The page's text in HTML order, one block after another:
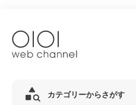
カテゴリーからさがす